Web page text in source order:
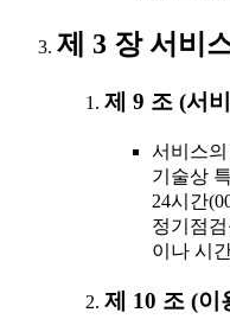
제 3 장 서비
제 9 조 (서
서비스
기술상
24시간
정기점
이나 시
제 10 조 (이